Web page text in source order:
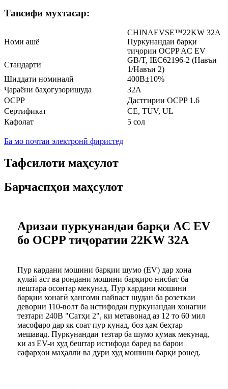
Тавсифи мухтасар:
Номи ашё
CHINAEVSE™️22KW 32A
Пуркунандаи барқи
тиҷории OCPP AC EV
Стандартӣ
GB/T, IEC62196-2 (Навъи
1/Навъи 2)
Шиддати номиналӣ
400В±10%
Ҷараёни баҳогузорӣшуда
32A
OCPP
Дастгирии OCPP 1.6
Сертификат
CE, TUV, UL
Кафолат
5 сол
Ба мо почтаи электронӣ фиристед
Тафсилоти маҳсулот
Барчаспҳои маҳсулот
Аризаи пуркунандаи барқи AC EV
бо OCPP тиҷоратии 22KW 32A
Пур кардани мошини барқии шумо (EV) дар хона
қулай аст ва рондани мошини барқиро нисбат ба
пештара осонтар мекунад. Пур кардани мошини
барқии хонагӣ ҳангоми пайваст шудан ба розеткаи
девории 110-волт ба истифодаи пуркунандаи хонагии
тезтари 240В "Сатҳи 2", ки метавонад аз 12 то 60 мил
масофаро дар як соат пур кунад, боз ҳам беҳтар
мешавад. Пуркунандаи тезтар ба шумо кӯмак мекунад,
ки аз EV-и худ бештар истифода баред ва барои
сафарҳои маҳаллӣ ва дури худ мошини барқӣ ронед.